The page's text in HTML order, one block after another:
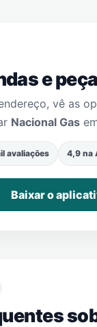
e
vê as
Nacional Gas
avaliações 4,9 na
Baixar o